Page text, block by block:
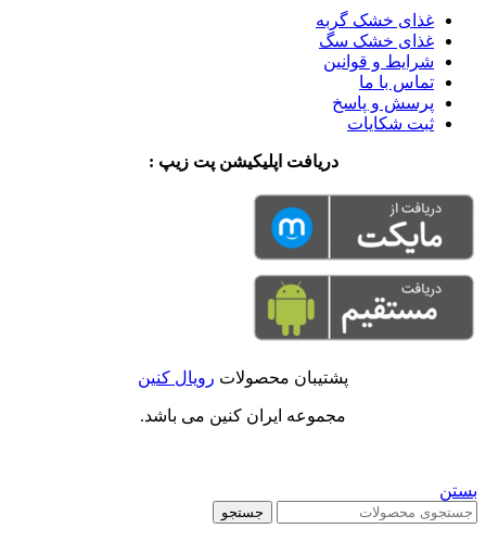
غذای خشک گربه
غذای خشک سگ
شرایط و قوانین
تماس با ما
پرسش و پاسخ
ثبت شکایات
دریافت اپلیکیشن پت زیپ :
پشتیبان محصولات رویال کنین
مجموعه ایران کنین می باشد.
بستن
جستجو